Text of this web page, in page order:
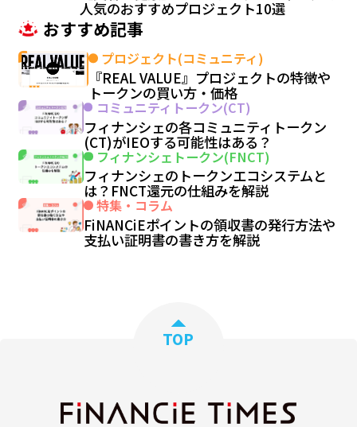
人気のおすすめプロジェクト10選
おすすめ記事
プロジェクト(コミュニティ)
『REAL VALUE』プロジェクトの特徴や
トークンの買い方・価格
コミュニティトークン(CT)
フィナンシェの各コミュニティトークン
(CT)がIEOする可能性はある？
フィナンシェトークン(FNCT)
フィナンシェのトークンエコシステムと
は？FNCT還元の仕組みを解説
特集・コラム
FiNANCiEポイントの領収書の発行方法や
支払い証明書の書き方を解説
TOP